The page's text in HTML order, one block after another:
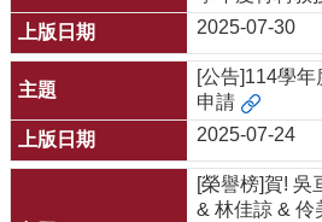
2025-07-30
[公告]114學
申請
2025-07-24
[榮譽榜]賀! 吳
& 林佳諒 & 伶